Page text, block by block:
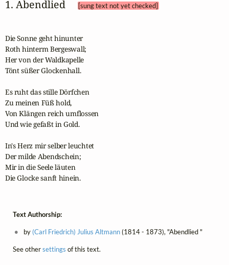
1. Abendlied [sung text not yet checked]
Die Sonne geht hinunter
Roth hinterm Bergeswall;
Her von der Waldkapelle
Tönt süßer Glockenhall.
Es ruht das stille Dörfchen
Zu meinen Füß hold,
Von Klängen reich umflossen
Und wie gefaßt in Gold.
In's Herz mir selber leuchtet
Der milde Abendschein;
Mir in die Seele läuten
Die Glocke sanft hinein.
Text Authorship:
by (Carl Friedrich) Julius Altmann(1814 - 1873), "Abendlied "
See othersettings of this text.